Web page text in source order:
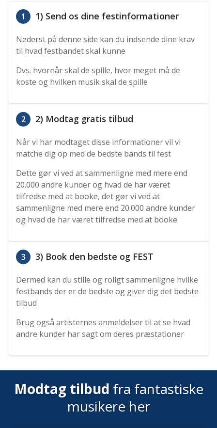
1 1) Send os dine festinformationer
Nederst på denne side kan du indsende dine krav
til hvad festbandet skal kunne
Dvs. hvornår skal de spille, hvor meget må de
koste og hvilken musik skal de spille
2 2) Modtag gratis tilbud
Når vi har modtaget disse informationer vil vi
matche dig op med de bedste bands til fest
Dette gør vi ved at sammenligne med mere end
20.000 andre kunder og hvad de har været
tilfredse med at booke, det gør vi ved at
sammenligne med mere end 20.000 andre kunder
og hvad de har været tilfredse med at booke
3 3) Book den bedste og FEST
Dermed kan du stille og roligt sammenligne hvilke
festbands der er de bedste og giver dig det bedste
tilbud
Brug også artisternes anmeldelser til at se hvad
andre kunder har sagt om deres præstationer
Modtag tilbud fra fantastiske
musikere her